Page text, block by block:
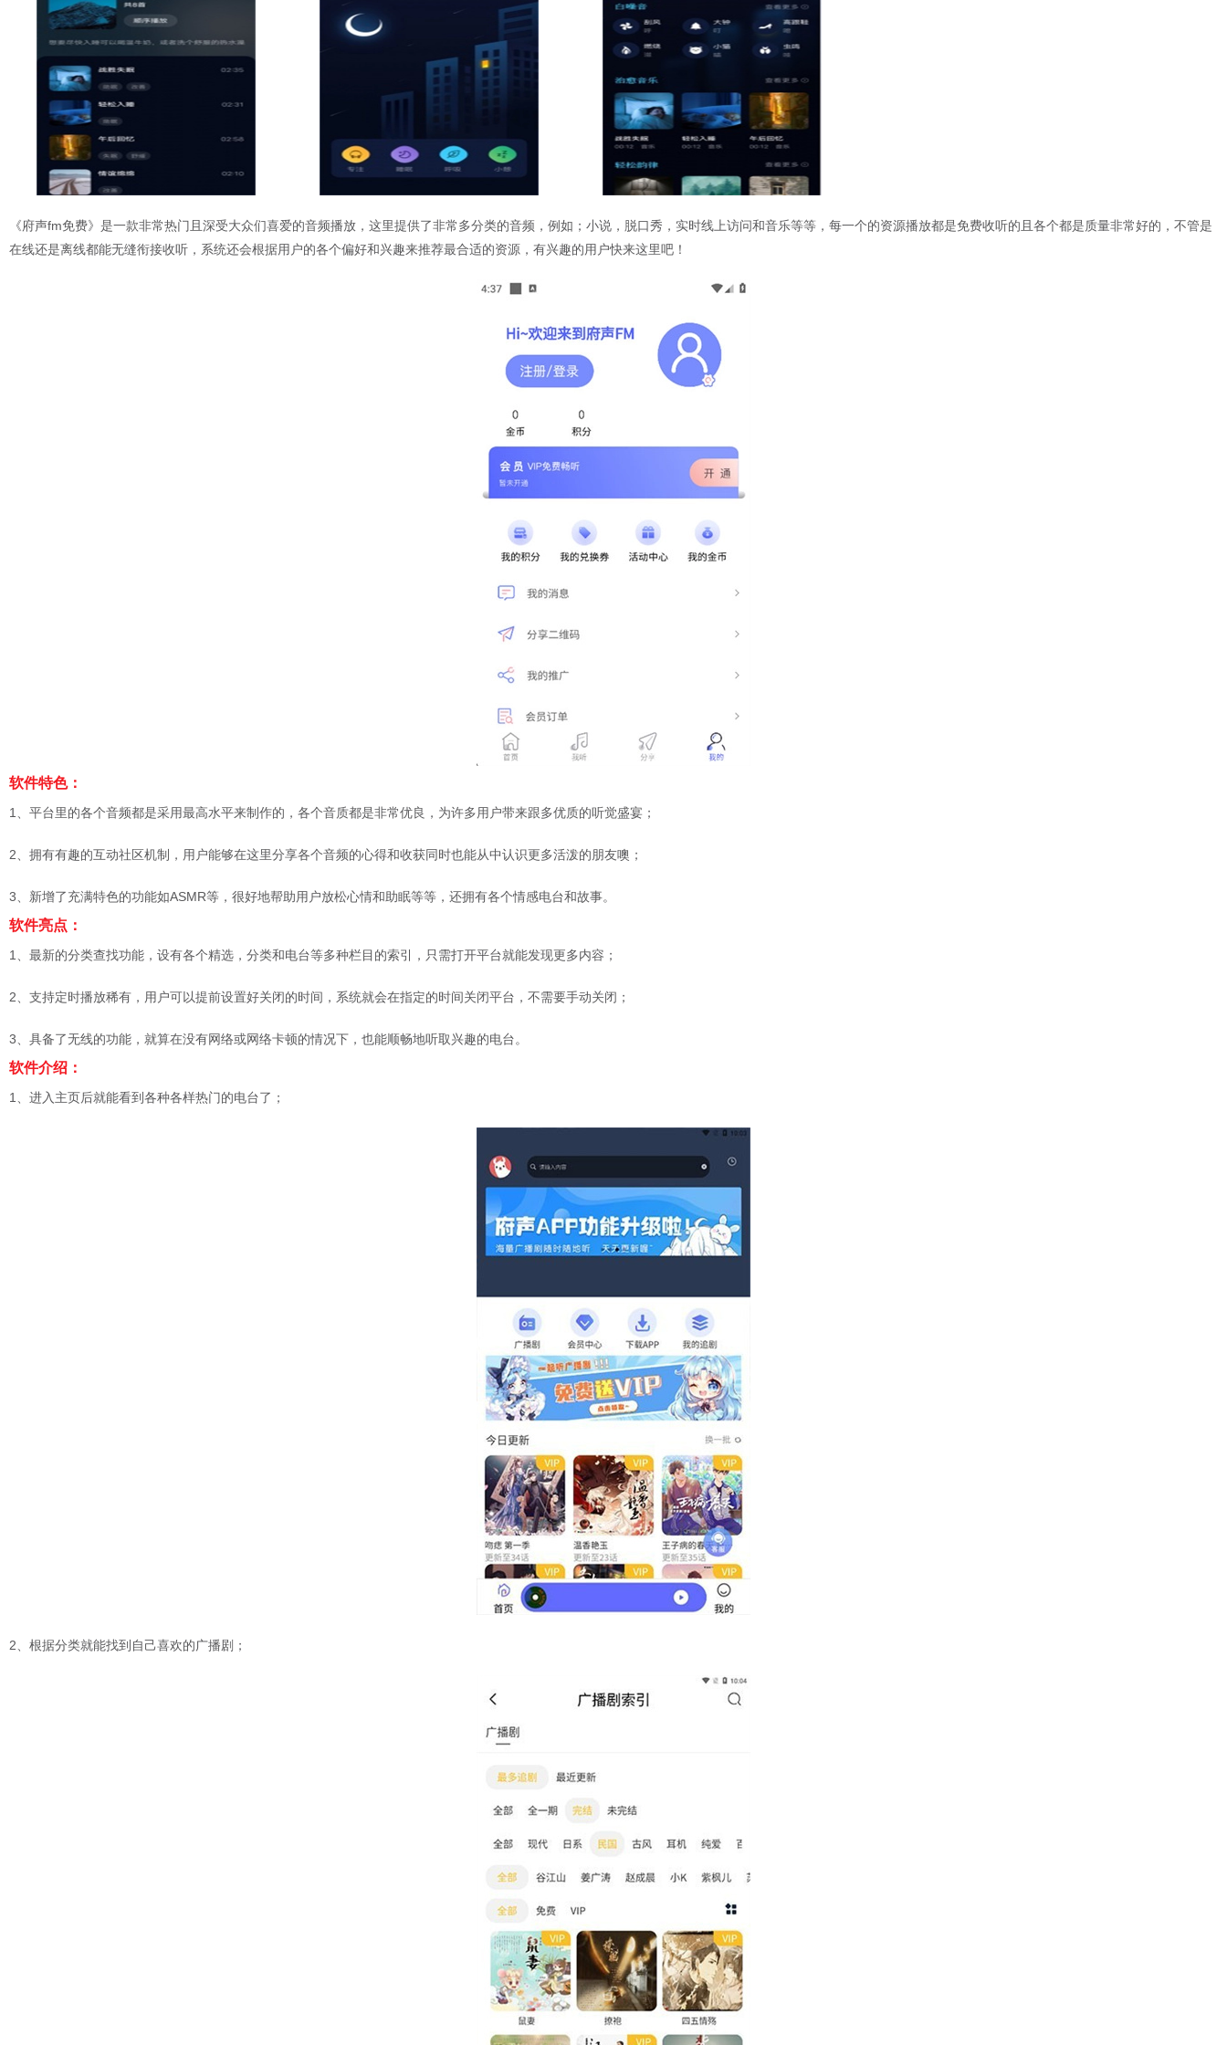
《府声fm免费》是一款非常热门且深受大众们喜爱的音频播放，这里提供了非常多分类的音频，例如；小说，脱口秀，实时线上访问和音乐等等，每一个的资源播放都是免费收听的且各个都是质量非常好的，不管是
在线还是离线都能无缝衔接收听，系统还会根据用户的各个偏好和兴趣来推荐最合适的资源，有兴趣的用户快来这里吧！
软件特色：
1、平台里的各个音频都是采用最高水平来制作的，各个音质都是非常优良，为许多用户带来跟多优质的听觉盛宴；
2、拥有有趣的互动社区机制，用户能够在这里分享各个音频的心得和收获同时也能从中认识更多活泼的朋友噢；
3、新增了充满特色的功能如ASMR等，很好地帮助用户放松心情和助眠等等，还拥有各个情感电台和故事。
软件亮点：
1、最新的分类查找功能，设有各个精选，分类和电台等多种栏目的索引，只需打开平台就能发现更多内容；
2、支持定时播放稀有，用户可以提前设置好关闭的时间，系统就会在指定的时间关闭平台，不需要手动关闭；
3、具备了无线的功能，就算在没有网络或网络卡顿的情况下，也能顺畅地听取兴趣的电台。
软件介绍：
1、进入主页后就能看到各种各样热门的电台了；
2、根据分类就能找到自己喜欢的广播剧；